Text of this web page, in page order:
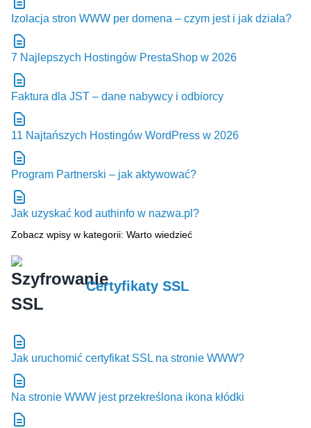
Izolacja stron WWW per domena – czym jest i jak działa?
7 Najlepszych Hostingów PrestaShop w 2026
Faktura dla JST – dane nabywcy i odbiorcy
11 Najtańszych Hostingów WordPress w 2026
Program Partnerski – jak aktywować?
Jak uzyskać kod authinfo w nazwa.pl?
Zobacz wpisy w kategorii: Warto wiedzieć
Certyfikaty SSL
Jak uruchomić certyfikat SSL na stronie WWW?
Na stronie WWW jest przekreślona ikona kłódki